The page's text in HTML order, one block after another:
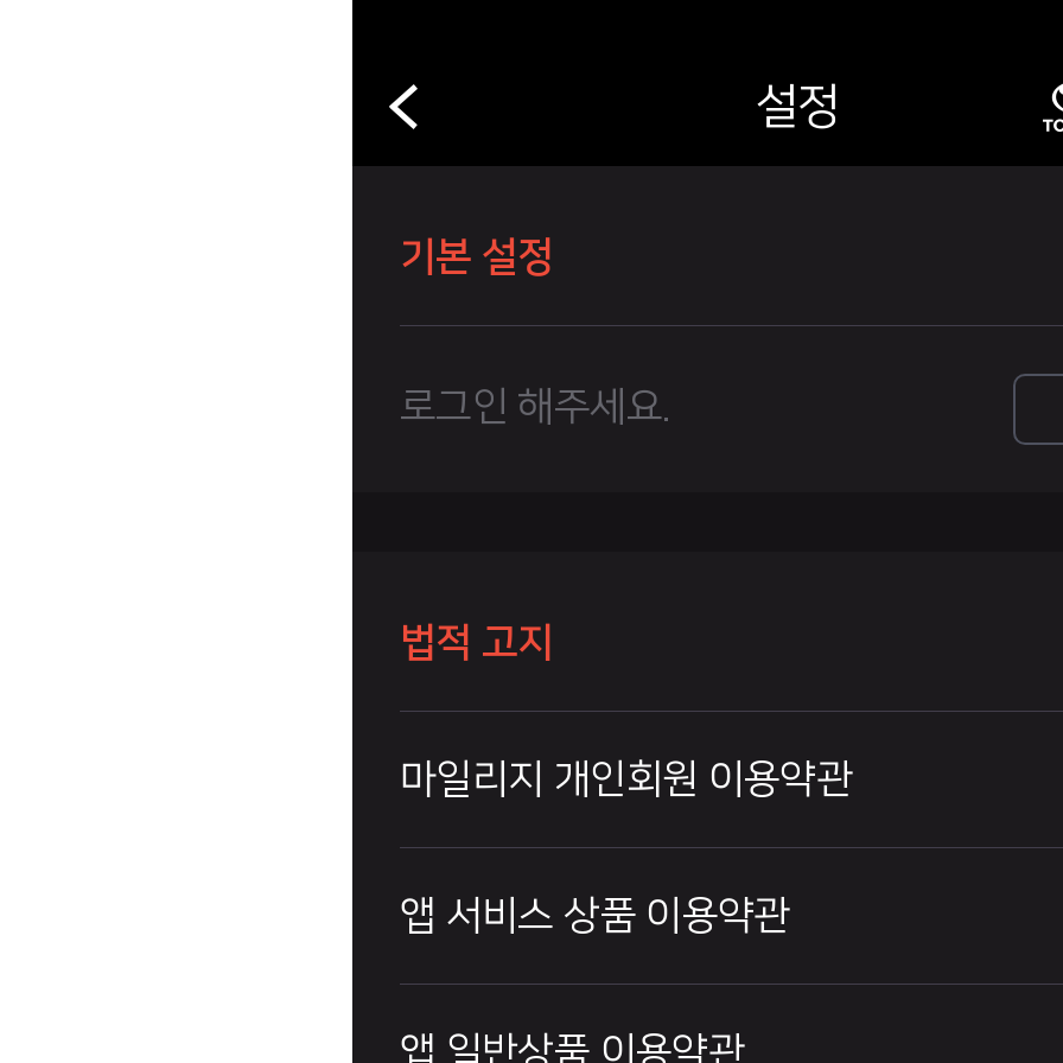
설정
기본 설정
로그인 해주세요.
법적 고지
마일리지 개인회원 이용약관
앱 서비스 상품 이용약관
앱 일반상품 이용약관